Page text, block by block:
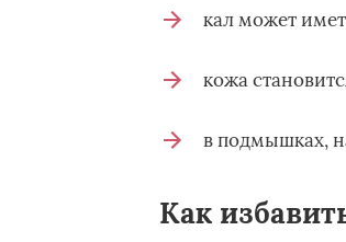
кал может
кожа
в подмышках,
Как